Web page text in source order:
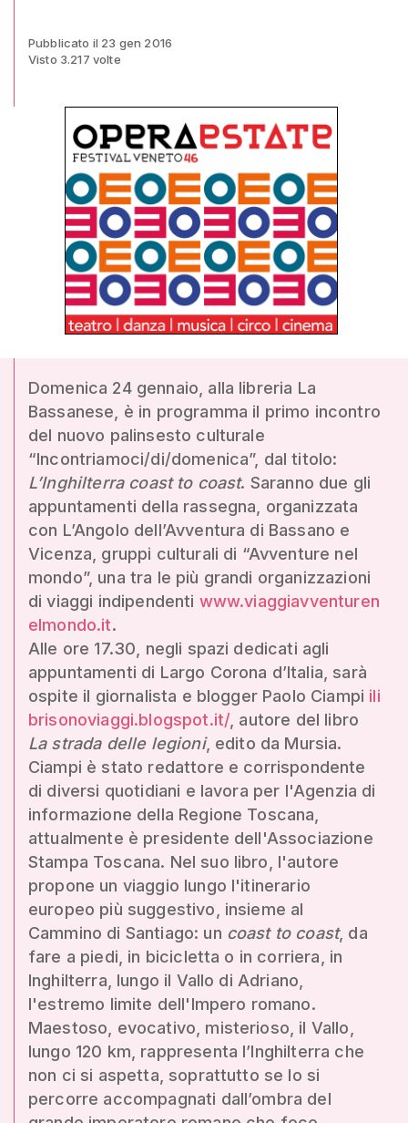
Pubblicato il 23 gen 2016
Visto 3.217 volte
Domenica 24 gennaio, alla libreria La
Bassanese, è in programma il primo incontro
del nuovo palinsesto culturale
“Incontriamoci/di/domenica”, dal titolo:
L’Inghilterra coast to coast. Saranno due gli
appuntamenti della rassegna, organizzata
con L’Angolo dell’Avventura di Bassano e
Vicenza, gruppi culturali di “Avventure nel
mondo”, una tra le più grandi organizzazioni
di viaggi indipendenti www.viaggiavventuren
elmondo.it.
Alle ore 17.30, negli spazi dedicati agli
appuntamenti di Largo Corona d’Italia, sarà
ospite il giornalista e blogger Paolo Ciampi ili
brisonoviaggi.blogspot.it/, autore del libro
La strada delle legioni, edito da Mursia.
Ciampi è stato redattore e corrispondente
di diversi quotidiani e lavora per l'Agenzia di
informazione della Regione Toscana,
attualmente è presidente dell'Associazione
Stampa Toscana. Nel suo libro, l'autore
propone un viaggio lungo l'itinerario
europeo più suggestivo, insieme al
Cammino di Santiago: un coast to coast, da
fare a piedi, in bicicletta o in corriera, in
Inghilterra, lungo il Vallo di Adriano,
l'estremo limite dell'Impero romano.
Maestoso, evocativo, misterioso, il Vallo,
lungo 120 km, rappresenta l’Inghilterra che
non ci si aspetta, soprattutto se lo si
percorre accompagnati dall’ombra del